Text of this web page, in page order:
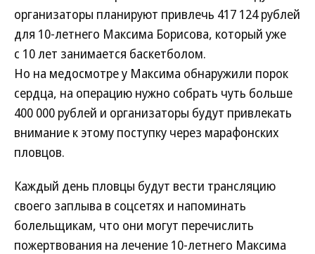
организаторы планируют привлечь 417 124 рублей
для 10-летнего Максима Борисова, который уже
с 10 лет занимается баскетболом.
Но на медосмотре у Максима обнаружили порок
сердца, на операцию нужно собрать чуть больше
400 000 рублей и организаторы будут привлекать
внимание к этому поступку через марафонских
пловцов.
Каждый день пловцы будут вести трансляцию
своего заплыва в соцсетях и напоминать
болельщикам, что они могут перечислить
пожертвования на лечение 10-летнего Максима